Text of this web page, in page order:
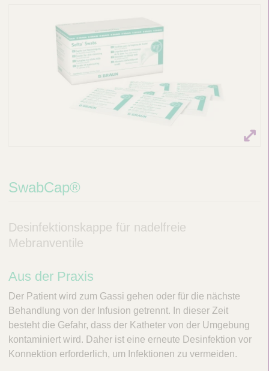
SwabCap®
Desinfektionskappe für nadelfreie
Mebranventile
Aus der Praxis
Der Patient wird zum Gassi gehen oder für die nächste
Behandlung von der Infusion getrennt. In dieser Zeit
besteht die Gefahr, dass der Katheter von der Umgebung
kontaminiert wird. Daher ist eine erneute Desinfektion vor
Konnektion erforderlich, um Infektionen zu vermeiden.